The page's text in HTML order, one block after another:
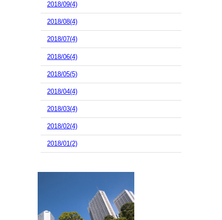
2018/09(4)
2018/08(4)
2018/07(4)
2018/06(4)
2018/05(5)
2018/04(4)
2018/03(4)
2018/02(4)
2018/01(2)